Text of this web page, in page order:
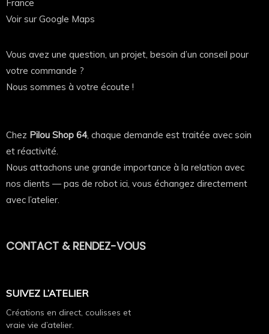
Confort et coupe féminine 👕
épouse les formes sans serrer.
Le tissu est doux au toucher, respirant et
Un basique féminin qui reste agréable, lavage après
lavage 🧼
Impression durable et rendu premium 🖨️
L’impression est réalisée avec soin pour garantir un
Les couleurs tiennent dans le temps et résistent aux
Entièrement personnalisable, ce t-shirt te permet
France
Voir sur Google Maps
Vous avez une question, un projet, besoin d’un conseil pour
votre commande ?
Nous sommes à votre écoute !
Chez Pilou Shop 64, chaque demande est traitée avec soin
et réactivité.
Nous attachons une grande importance à la relation avec
nos clients — pas de robot ici, vous échangez directement
avec l’atelier.
CONTACT & RENDEZ-VOUS
SUIVEZ L’ATELIER
Créations en direct, coulisses et
vraie vie d’atelier.